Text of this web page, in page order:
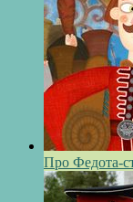
Про Федота-